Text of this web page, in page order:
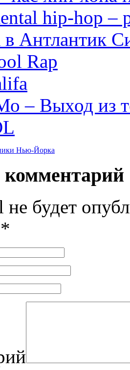
hip-hop –
в Антлантик
Rap
– Выход из
Нью-Йорка
будет
*